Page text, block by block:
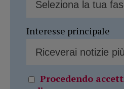
Interesse principale
Procedendo